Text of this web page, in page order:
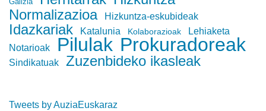
Normalizazioa
Hizkuntza-eskubideak
Idazkariak Katalunia Kolaborazioak
Lehiaketa
Notarioak
Pilulak Prokuradoreak
Sindikatuak Zuzenbideko ikasleak
Tweets by AuziaEuskaraz